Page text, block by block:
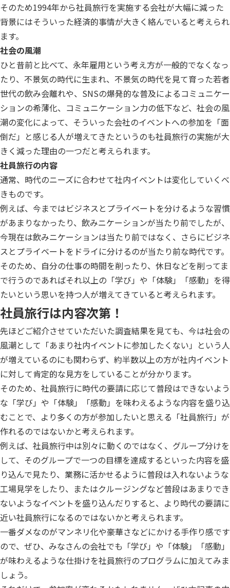
そのため1994年から社員旅行を実施する会社が大幅に減った
背景にはそういった経済的事情が大きく絡んでいると考えられ
ます。
社会の風潮
ひと昔前と比べて、永年雇用という考え方が一般的でなくなっ
たり、不景気の時代に生まれ、不景気の時代を見て育った若者
世代の飲み会離れや、SNSの爆発的な普及によるコミュニケー
ションの希薄化、コミュニケーション力の低下など、社会の風
潮の変化によって、そういった会社のイベントへの参加を「面
倒だ」と感じる人が増えてきたというのも社員旅行の実施が大
きく減った理由の一つだと考えられます。
社員旅行の内容
通常、時代のニーズに合わせて社内イベントは変化していくべ
きものです。
例えば、今まではビジネスとプライベートを分けるような習慣
があまりなかったり、飲みニケーションが当たり前でしたが、
今現在は飲みニケーションは当たり前ではなく、さらにビジネ
スとプライベートをドライに分けるのが当たり前な時代です。
そのため、自分の仕事の時間を削ったり、休日などを削ってま
で行うのであればそれ以上の「学び」や「体験」「感動」を得
たいという思いを持つ人が増えてきていると考えられます。
社員旅行は内容次第！
先ほどご紹介させていただいた調査結果を見ても、今は社会の
風潮として「あまり社内イベントに参加したくない」という人
が増えているのにも関わらず、約半数以上の方が社内イベント
に対して肯定的な見方をしていることが分かります。
そのため、社員旅行に時代の要請に応じて普段はできないよう
な「学び」や「体験」「感動」を味わえるような内容を盛り込
むことで、より多くの方が参加したいと思える「社員旅行」が
作れるのではないかと考えられます。
例えば、社員旅行中は別々に動くのではなく、グループ分けを
して、そのグループで一つの目標を達成するといった内容を盛
り込んで見たり、業務に活かせるように普段は入れないような
工場見学をしたり、またはクルージングなど普段はあまりでき
ないようなイベントを盛り込んだりすると、より時代の要請に
近い社員旅行になるのではないかと考えられます。
一番ダメなのがマンネリ化や豪華さなどにかける手作り感です
ので、ぜひ、みなさんの会社でも「学び」や「体験」「感動」
が味わえるような仕掛けを社員旅行のプログラムに加えてみま
しょう。